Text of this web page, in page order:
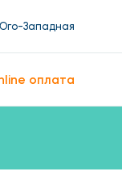
Западная
оплата